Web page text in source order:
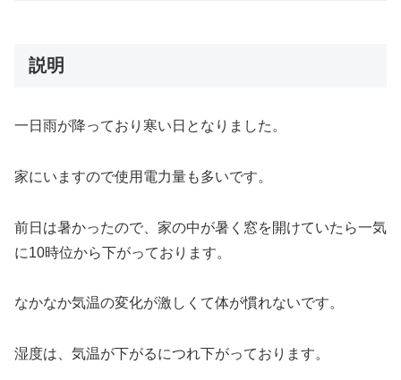
説明
一日雨が降っており寒い日となりました。
家にいますので使用電力量も多いです。
前日は暑かったので、家の中が暑く窓を開けていたら一気
に10時位から下がっております。
なかなか気温の変化が激しくて体が慣れないです。
湿度は、気温が下がるにつれ下がっております。